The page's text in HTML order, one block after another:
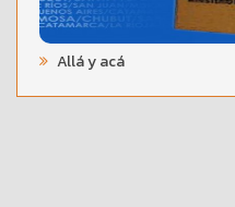
Allá y acá